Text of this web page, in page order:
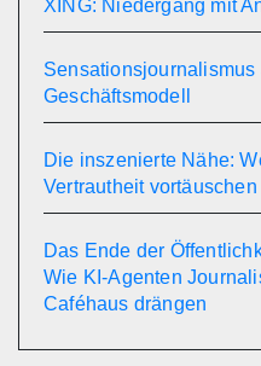
XING: Niedergang mit
Geschäftsmodell
Die inszenierte Nähe:
Vertrautheit vortäuschen
Das Ende der
Wie KI-Agenten
Caféhaus drängen